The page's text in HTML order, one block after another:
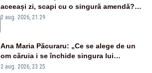
aceeași zi, scapi cu o singură amendă?
Ce spune legea
2 aug. 2026, 21:29
Ana Maria Păcuraru: „Ce se alege de un
om căruia i se închide singura lui
portiță?”
2 aug. 2026, 23:25